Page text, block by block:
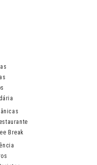
Break